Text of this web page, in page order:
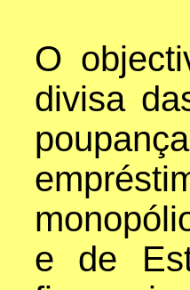
O
divisa
e de